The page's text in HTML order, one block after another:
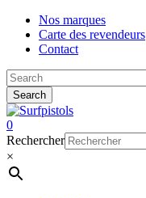
Skip
main
Nos marques
Carte des revendeurs
Contact
Search
Close
Search
account
0
Menu
Rechercher
×